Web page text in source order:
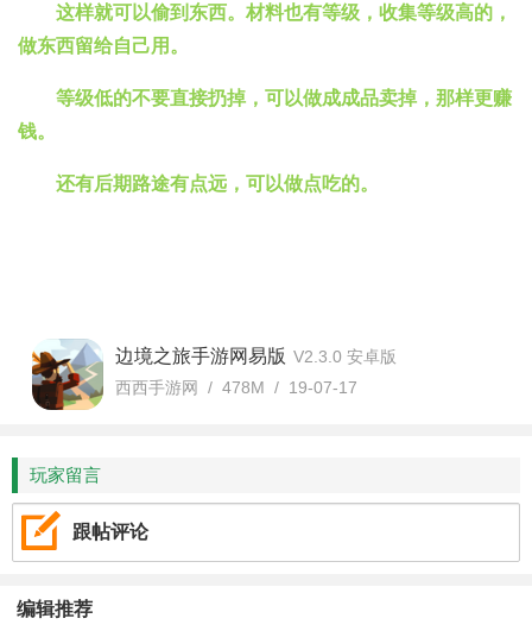
这样就可以偷到东西。材料也有等级，收集等级高的，
做东西留给自己用。
等级低的不要直接扔掉，可以做成成品卖掉，那样更赚
钱。
还有后期路途有点远，可以做点吃的。
边境之旅手游网易版 V2.3.0 安卓版
西西手游网 / 478M / 19-07-17
玩家留言
跟帖评论
编辑推荐